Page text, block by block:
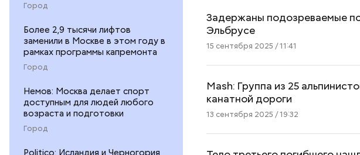
Город
Более 2,9 тысячи лифтов
заменили в Москве в этом году в
рамках программы капремонта
Город
Немов: Москва делает спорт
доступным для людей любого
возраста и подготовки
Город
Задержаны подозреваемые
Эльбрусе
15 сентября 2025 / 11:41
Mash: Группа из 25
канатной дороги
13 сентября 2025 / 19:32